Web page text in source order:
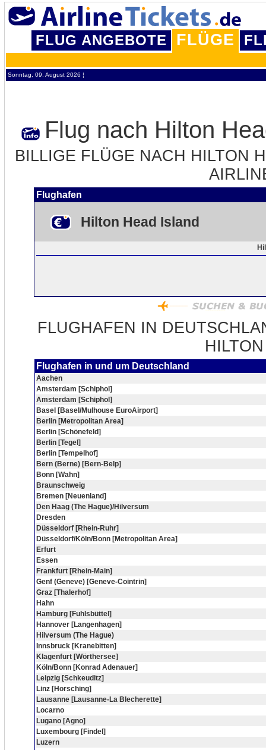
FLUG ANGEBOTE FLÜGE
Sonntag, 09. August 2026 ¦
Flug nach Hilton
BILLIGE FLÜGE NACH HILTON
Flughafen
Hilton Head Island
FLUGHAFEN IN
Flughafen in und um Deutschland
Aachen
Amsterdam [Schiphol]
Amsterdam [Schiphol]
Basel [Basel/Mulhouse EuroAirport]
Berlin [Metropolitan Area]
Berlin [Schönefeld]
Berlin [Tegel]
Berlin [Tempelhof]
Bern (Berne) [Bern-Belp]
Bonn [Wahn]
Braunschweig
Bremen [Neuenland]
Den Haag (The Hague)/Hilversum
Dresden
Düsseldorf [Rhein-Ruhr]
Düsseldorf/Köln/Bonn [Metropolitan Area]
Erfurt
Essen
Frankfurt [Rhein-Main]
Genf (Geneve) [Geneve-Cointrin]
Graz [Thalerhof]
Hahn
Hamburg [Fuhlsbüttel]
Hannover [Langenhagen]
Hilversum (The Hague)
Innsbruck [Kranebitten]
Klagenfurt [Wörthersee]
Köln/Bonn [Konrad Adenauer]
Leipzig [Schkeuditz]
Linz [Horsching]
Lausanne [Lausanne-La Blecherette]
Locarno
Lugano [Agno]
Luxembourg [Findel]
Luzern